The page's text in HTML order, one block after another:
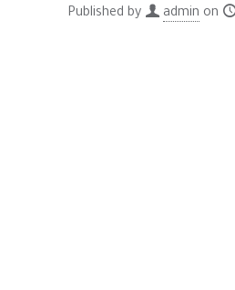
Published by admin on